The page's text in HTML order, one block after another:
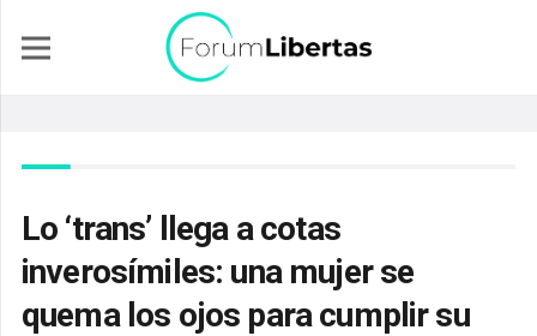
Lo ‘trans’ llega a cotas
inverosímiles: una mujer se
quema los ojos para cumplir su